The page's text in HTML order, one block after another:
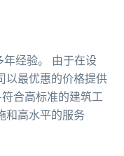
经验。 由于在设
以最优惠的价格提供
合高标准的建筑工
和高水平的服务